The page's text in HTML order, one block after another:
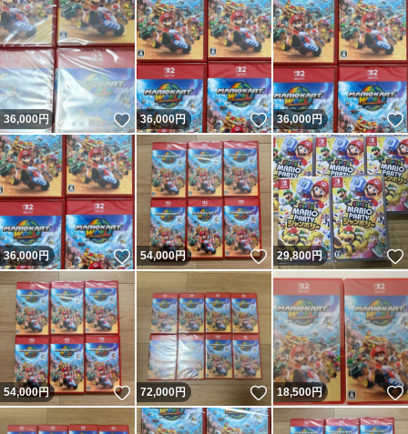
36,000円 いいね！
36,000円 いいね！
36,000円
36,000円 いいね！
54,000円 いいね！
29,800円
54,000円 いいね！
72,000円 いいね！
18,500円